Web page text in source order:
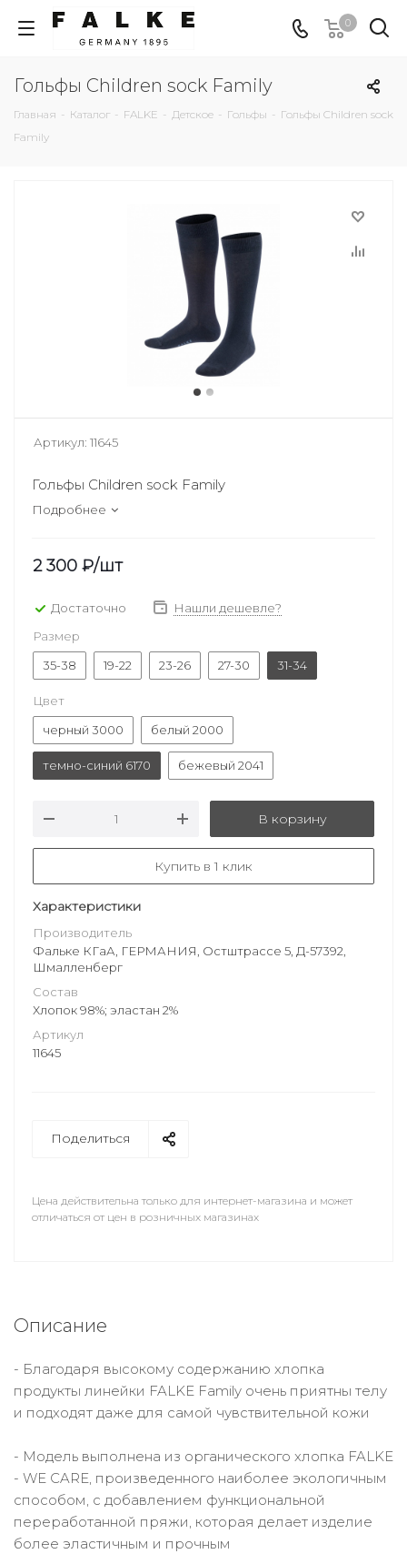
0
Гольфы Children sock Family
Главная - Каталог - FALKE - Детское - Гольфы - Гольфы Children sock
Family
Артикул: 11645
Гольфы Children sock Family
Подробнее
2 300 ₽/шт
Достаточно
Нашли дешевле?
Размер
35-38
19-22 23-26 27-30 31-34
Цвет
черный 3000
белый 2000
темно-синий 6170 бежевый 2041
В корзину
Купить в 1 клик
Характеристики
Производитель
Фальке КГаА, ГЕРМАНИЯ, Остштрассе 5, Д-57392,
Шмалленберг
Состав
Хлопок 98%; эластан 2%
Артикул
11645
Поделиться
Цена действительна только для интернет-магазина и может
отличаться от цен в розничных магазинах
Описание
- Благодаря высокому содержанию хлопка
продукты линейки FALKE Family очень приятны телу
и подходят даже для самой чувствительной кожи
- Модель выполнена из органического хлопка FALKE
- WE CARE, произведенного наиболее экологичным
способом, с добавлением функциональной
переработанной пряжи, которая делает изделие
более эластичным и прочным